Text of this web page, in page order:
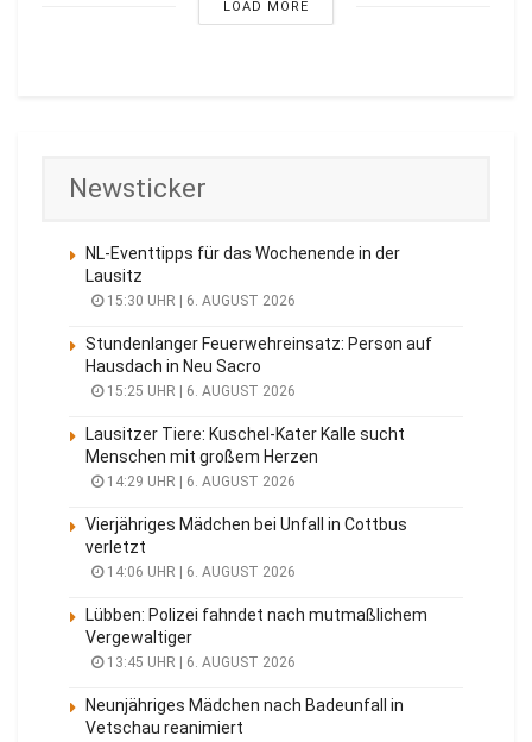
LOAD MORE
Newsticker
NL-Eventtipps für das Wochenende in der
Lausitz
15:30 UHR | 6. AUGUST 2026
Stundenlanger Feuerwehreinsatz: Person auf
Hausdach in Neu Sacro
15:25 UHR | 6. AUGUST 2026
Lausitzer Tiere: Kuschel-Kater Kalle sucht
Menschen mit großem Herzen
14:29 UHR | 6. AUGUST 2026
Vierjähriges Mädchen bei Unfall in Cottbus
verletzt
14:06 UHR | 6. AUGUST 2026
Lübben: Polizei fahndet nach mutmaßlichem
Vergewaltiger
13:45 UHR | 6. AUGUST 2026
Neunjähriges Mädchen nach Badeunfall in
Vetschau reanimiert